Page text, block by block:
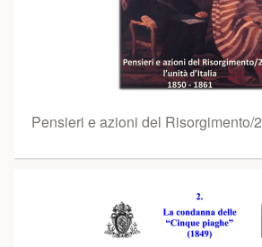
Pensieri e azioni del Risorgimento/2